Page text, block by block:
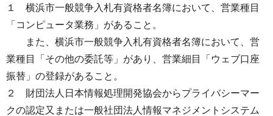
１ 横浜市一般競争入札有資格者名簿において、営業種目
「コンピュータ業務」があること。
また、横浜市一般競争入札有資格者名簿において、営
業種目「その他の委託等」があり、営業細目「ウェブ口座
振替」の登録があること。
２ 財団法人日本情報処理開発協会からプライバシーマー
クの認定又または一般社団法人情報マネジメントシステム